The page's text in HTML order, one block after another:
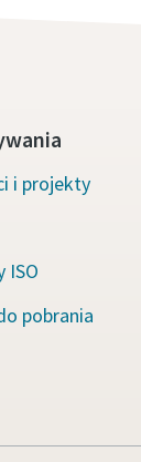
i projekty
ISO
pobrania